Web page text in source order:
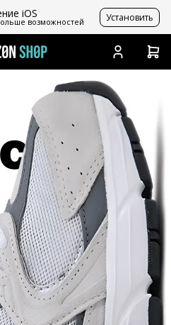
iOS
возможностей Установить